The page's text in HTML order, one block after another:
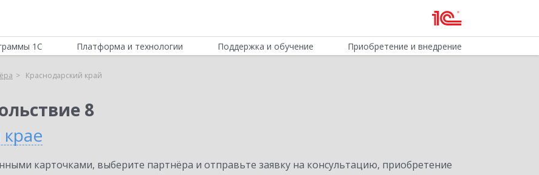
1С Платформа и технологии Поддержка и обучение Приобретение и внедрение
Краснодарский край
8
карточками, выберите партнёра и отправьте заявку на консультацию, приобретение